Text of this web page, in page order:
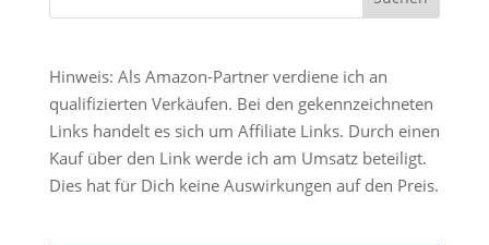
Hinweis: Als Amazon-Partner verdiene ich an
qualifizierten Verkäufen. Bei den gekennzeichneten
Links handelt es sich um Affiliate Links. Durch einen
Kauf über den Link werde ich am Umsatz beteiligt.
Dies hat für Dich keine Auswirkungen auf den Preis.